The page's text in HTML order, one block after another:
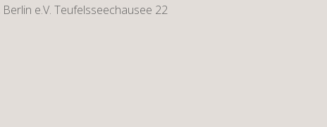
e.V. Teufelsseechausee 22